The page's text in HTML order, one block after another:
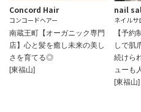
Concord Hair
コンコードヘアー
南蔵王町【オーガニック専門
店】心と髪を癒し未来の美し
さを育てる◎
[東福山]
nail
ネイルサ
【予
しで肌
続けら
ューも
[東福山]